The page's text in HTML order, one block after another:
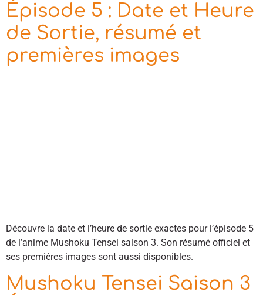
Épisode 5 : Date et Heure
de Sortie, résumé et
premières images
Découvre la date et l’heure de sortie exactes pour l’épisode 5
de l’anime Mushoku Tensei saison 3. Son résumé officiel et
ses premières images sont aussi disponibles.
Mushoku Tensei Saison 3